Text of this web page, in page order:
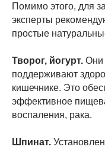
Помимо этого, для
эксперты
простые
Творог, йогурт. Они
поддерживают
кишечнике. Это
эффективное
воспаления, рака.
Шпинат.